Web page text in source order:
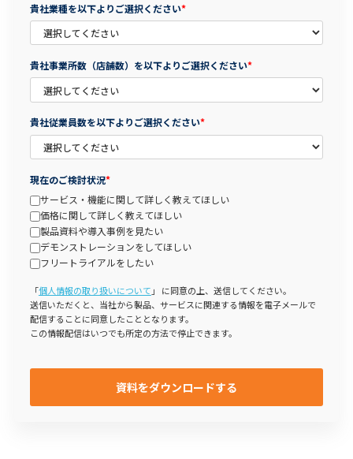
貴社業種を以下よりご選択ください*
貴社事業所数（店舗数）を以下よりご選択ください*
貴社従業員数を以下よりご選択ください*
現在のご検討状況*
サービス・機能に関して詳しく教えてほしい
価格に関して詳しく教えてほしい
製品資料や導入事例を見たい
デモンストレーションをしてほしい
フリートライアルをしたい
「個人情報の取り扱いについて 」 に同意の上、送信してください。
送信いただくと、当社から製品、サービスに関連する情報を電子メールで
配信することに同意したこととなります。
この情報配信はいつでも所定の方法で停止できます。